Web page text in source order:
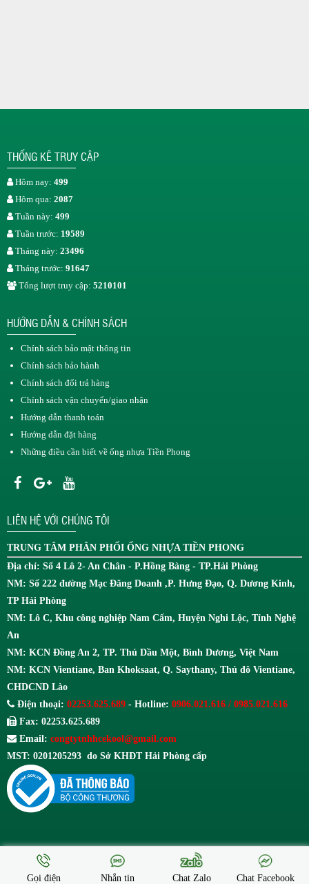
THỐNG KÊ TRUY CẬP
Hôm nay: 499
Hôm qua: 2087
Tuần này: 499
Tuần trước: 19589
Tháng này: 23496
Tháng trước: 91647
Tổng lượt truy cập: 5210101
HƯỚNG DẪN & CHÍNH SÁCH
Chính sách bảo mật thông tin
Chính sách bảo hành
Chính sách đổi trả hàng
Chính sách vận chuyển/giao nhận
Hướng dẫn thanh toán
Hướng dẫn đặt hàng
Những điều cần biết về ống nhựa Tiền Phong
LIÊN HỆ VỚI CHÚNG TÔI
TRUNG TÂM PHÂN PHỐI ỐNG NHỰA TIỀN PHONG
Địa chỉ: Số 4 Lô 2- An Chân - P.Hồng Bàng - TP.Hải Phòng
NM: Số 222 đường Mạc Đăng Doanh ,P. Hưng Đạo, Q. Dương Kinh,
TP Hải Phòng
NM: Lô C, Khu công nghiệp Nam Cấm, Huyện Nghi Lộc, Tỉnh Nghệ
An
NM: KCN Đồng An 2, TP. Thủ Dầu Một, Bình Dương, Việt Nam
NM: KCN Vientiane, Ban Khoksaat, Q. Saythany, Thủ đô Vientiane,
CHDCND Lào
Điện thoại: 02253.625.689 - Hotline: 0906.021.616 / 0985.021.616
Fax: 02253.625.689
Email: congtytnhhcekool@gmail.com
MST: 0201205293 do Sở KHĐT Hải Phòng cấp
Gọi điện Nhắn tin Chat Zalo Chat Facebook